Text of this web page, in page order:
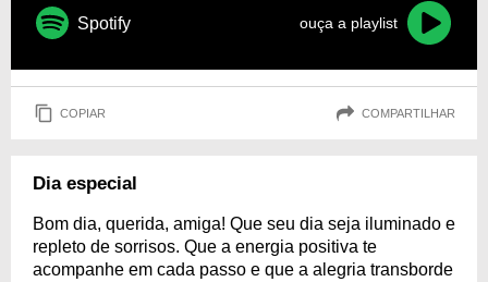
Spotify ouça a playlist
COPIAR COMPARTILHAR
Dia especial
Bom dia, querida, amiga! Que seu dia seja iluminado e
repleto de sorrisos. Que a energia positiva te
acompanhe em cada passo e que a alegria transborde